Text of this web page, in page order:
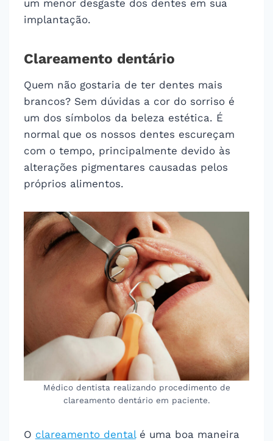
um menor desgaste dos dentes em sua
implantação.
Clareamento dentário
Quem não gostaria de ter dentes mais
brancos? Sem dúvidas a cor do sorriso é
um dos símbolos da beleza estética. É
normal que os nossos dentes escureçam
com o tempo, principalmente devido às
alterações pigmentares causadas pelos
próprios alimentos.
Médico dentista realizando procedimento de
clareamento dentário em paciente.
O clareamento dentalé uma boa maneira